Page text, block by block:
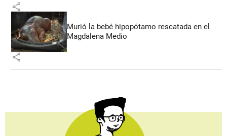
share
Murió la bebé hipopótamo rescatada en el
Magdalena Medio
share